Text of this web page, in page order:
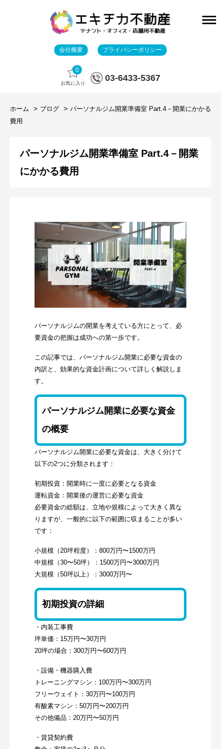
会社概要 プライバシーポリシー
0
お気に入り
03-6433-5367
ホーム ブログ
パーソナルジム開業準備室 Part.4－開業にかかる
費用
パーソナルジム開業準備室 Part.4－開業
にかかる費用
パーソナルジムの開業を考えている方にとって、必
要資金の把握は成功への第一歩です。
この記事では、パーソナルジム開業に必要な資金の
内訳と、効果的な資金計画について詳しく解説しま
す。
パーソナルジム開業に必要な資金
の概要
パーソナルジム開業に必要な資金は、大きく分けて
以下の2つに分類されます：
初期投資：開業時に一度に必要となる資金
運転資金：開業後の運営に必要な資金
必要資金の総額は、立地や規模によって大きく異な
りますが、一般的に以下の範囲に収まることが多い
です：
小規模（20坪程度）：800万円〜1500万円
中規模（30〜50坪）：1500万円〜3000万円
大規模（50坪以上）：3000万円〜
初期投資の詳細
・内装工事費
坪単価：15万円〜30万円
20坪の場合：300万円〜600万円
・設備・機器購入費
トレーニングマシン：100万円〜300万円
フリーウェイト：30万円〜100万円
有酸素マシン：50万円〜200万円
その他備品：20万円〜50万円
・賃貸契約費